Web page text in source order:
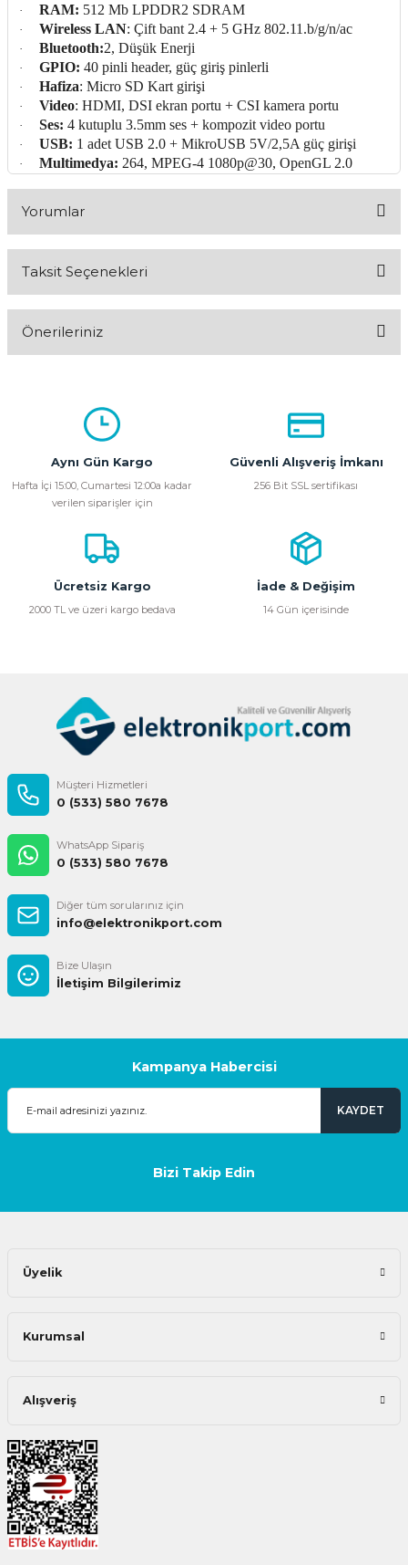
· RAM: 512 Mb LPDDR2 SDRAM
· Wireless LAN: Çift bant 2.4 + 5 GHz 802.11.b/g/n/ac
· Bluetooth:2, Düşük Enerji
· GPIO: 40 pinli header, güç giriş pinlerli
· Hafiza: Micro SD Kart girişi
· Video: HDMI, DSI ekran portu + CSI kamera portu
· Ses: 4 kutuplu 3.5mm ses + kompozit video portu
· USB: 1 adet USB 2.0 + MikroUSB 5V/2,5A güç girişi
· Multimedya: 264, MPEG-4 1080p@30, OpenGL 2.0
Yorumlar
Taksit Seçenekleri
Önerileriniz
kullanarak tarafımıza iletebilirsiniz.
Görüş ve önerileriniz için teşekkür ederiz.
Ürün açıklamasında eksik bilgiler bulunuyor.
Ürün bilgilerinde hatalar bulunuyor.
Ürün fiyatı diğer sitelerden daha pahalı.
Bu ürüne benzer farklı alternatifler olmalı.
Aynı Gün Kargo
Hafta İçi 15:00, Cumartesi 12:00a kadar
verilen siparişler için
Güvenli Alışveriş İmkanı
256 Bit SSL sertifikası
Ücretsiz Kargo
2000 TL ve üzeri kargo bedava
İade & Değişim
14 Gün içerisinde
Müşteri Hizmetleri
0 (533) 580 7678
WhatsApp Sipariş
0 (533) 580 7678
Diğer tüm sorularınız için
info@elektronikport.com
Bize Ulaşın
İletişim Bilgilerimiz
Kampanya Habercisi
KAYDET
Bizi Takip Edin
Üyelik
Kurumsal
Alışveriş